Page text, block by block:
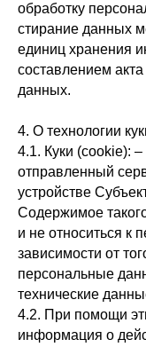
обработку
стирание данных
единиц хранения
составлением
данных.
4. О технологии
4.1. Куки (cookie):
отправленный
устройстве
Содержимое
и не относиться к
зависимости от
персональные
технические
4.2. При помощи
информация о